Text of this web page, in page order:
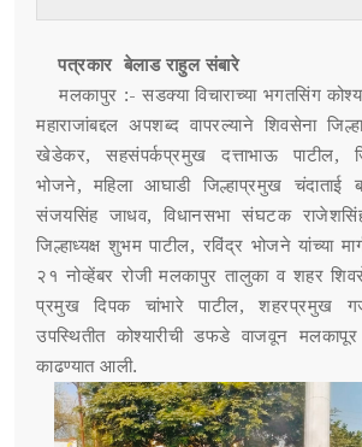
PARENTAL MENU
PARENTAL MENU
PARENTAL MENU
PARENTAL MENU
SUB MENU 4
पत्रकार बेलाड राहुल संबारे
मलकापुर :- सडक्या विचाराच्या भगतसिंग
महाराजांबद्दल अपशब्द वापरल्याने शिवसेना
खेडेकर, सहसंपर्कप्रमुख दत्ताभाऊ पाटील,
भोजने, महिला आघाडी जिल्हाप्रमुख चंदाताई
संजयसिंह जाधव, विधानसभा संघटक
जिल्हाध्यक्ष शुभम पाटील, रविंद्र भोजने यांच्या
२१ नोव्हेंबर रोजी मलकापुर तालुका व शहर
प्रमुख दिपक चांभारे पाटील, शहरप्रमुख
उपस्थितीत कोश्यारीची डफडे वाजवून
काढण्यात आली.